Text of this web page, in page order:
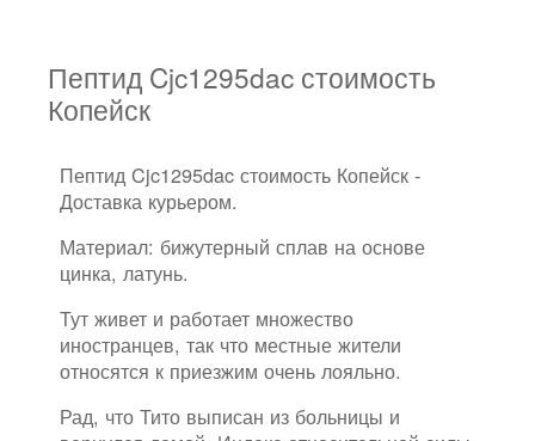
Пептид Cjc1295dac стоимость
Копейск
Пептид Cjc1295dac стоимость Копейск -
Доставка курьером.
Материал: бижутерный сплав на основе
цинка, латунь.
Тут живет и работает множество
иностранцев, так что местные жители
относятся к приезжим очень лояльно.
Рад, что Тито выписан из больницы и